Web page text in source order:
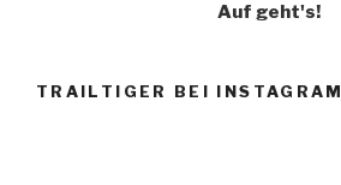
Auf geht's!
TRAILTIGER BEI INSTAGRAM